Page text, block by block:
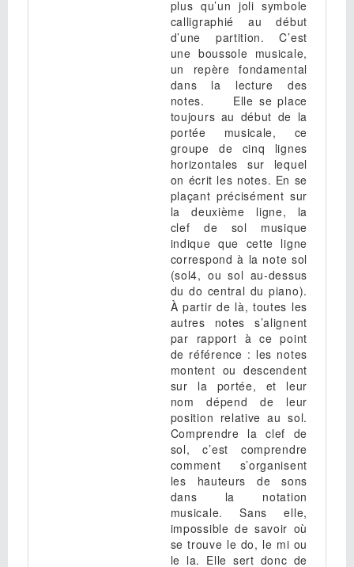
plus qu’un joli symbole
calligraphié au début
d’une partition. C’est
une boussole musicale,
un repère fondamental
dans la lecture des
notes. Elle se place
toujours au début de la
portée musicale, ce
groupe de cinq lignes
horizontales sur lequel
on écrit les notes. En se
plaçant précisément sur
la deuxième ligne, la
clef de sol musique
indique que cette ligne
correspond à la note sol
(sol4, ou sol au-dessus
du do central du piano).
À partir de là, toutes les
autres notes s’alignent
par rapport à ce point
de référence : les notes
montent ou descendent
sur la portée, et leur
nom dépend de leur
position relative au sol.
Comprendre la clef de
sol, c’est comprendre
comment s’organisent
les hauteurs de sons
dans la notation
musicale. Sans elle,
impossible de savoir où
se trouve le do, le mi ou
le la. Elle sert donc de